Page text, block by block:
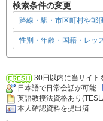
検索条件の変更
路線・駅・市区町村や郵
性別・年齢・国籍・レッ
30日以内に当サイト
日本語で日常会話が可能
英語教授法資格あり
本人確認資料を提出済